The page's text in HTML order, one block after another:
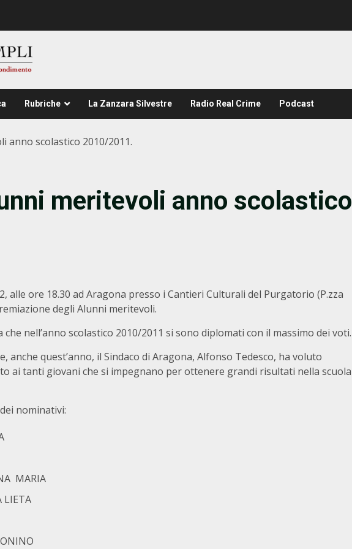
Rubriche La Zanzara Silvestre Radio Real Crime Podcast
anno scolastico 2010/2011.
meritevoli anno scolastico
alle ore 18.30 ad Aragona presso i Cantieri Culturali del Purgatorio (P.zza
degli Alunni meritevoli.
nell’anno scolastico 2010/2011 si sono diplomati con il massimo dei voti.
anche quest’anno, il Sindaco di Aragona, Alfonso Tedesco, ha voluto
ai tanti giovani che si impegnano per ottenere grandi risultati nella scuola
nominativi: